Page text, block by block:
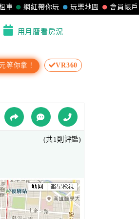
會員帳戶
玩樂地圖
網紅帶你玩
車
用月曆看房況
等你拿！ VR360
(共1則評鑑)